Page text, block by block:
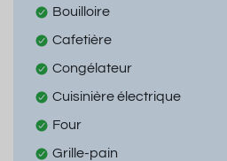
Bouilloire
Cafetière
Congélateur
Cuisinière électrique
Four
Grille-pain